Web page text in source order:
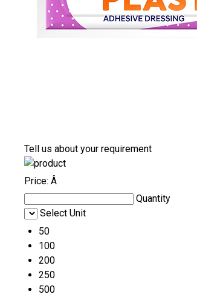
Tell us about your requirement
Price: Â
Quantity
Select Unit
50
100
200
250
500